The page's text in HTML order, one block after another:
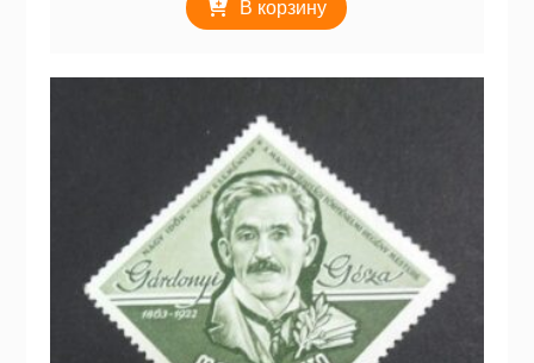
В корзину